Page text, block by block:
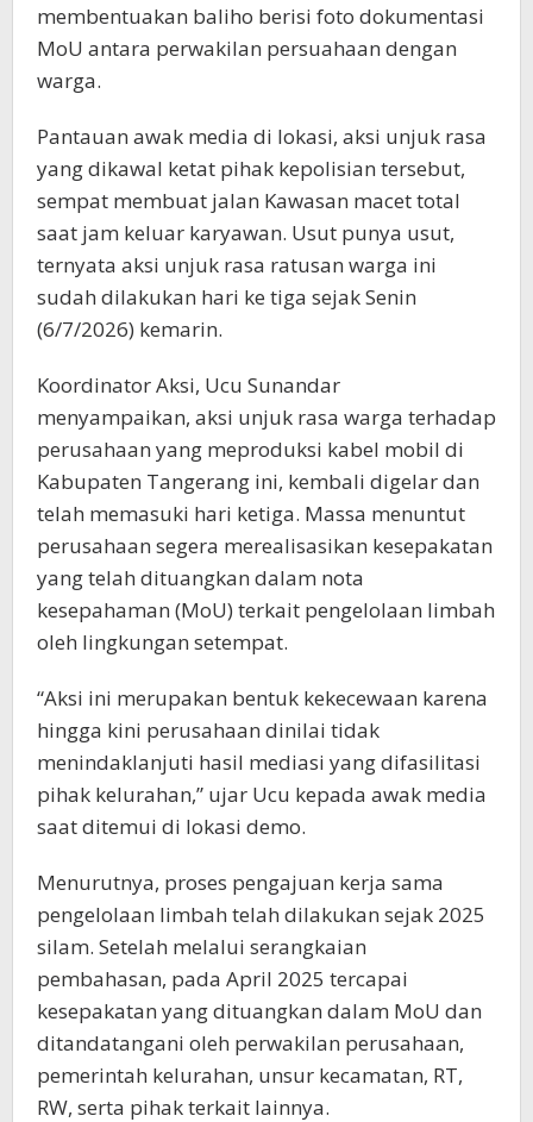
membentuakan baliho berisi foto dokumentasi
MoU antara perwakilan persuahaan dengan
warga.
Pantauan awak media di lokasi, aksi unjuk rasa
yang dikawal ketat pihak kepolisian tersebut,
sempat membuat jalan Kawasan macet total
saat jam keluar karyawan. Usut punya usut,
ternyata aksi unjuk rasa ratusan warga ini
sudah dilakukan hari ke tiga sejak Senin
(6/7/2026) kemarin.
Koordinator Aksi, Ucu Sunandar
menyampaikan, aksi unjuk rasa warga terhadap
perusahaan yang meproduksi kabel mobil di
Kabupaten Tangerang ini, kembali digelar dan
telah memasuki hari ketiga. Massa menuntut
perusahaan segera merealisasikan kesepakatan
yang telah dituangkan dalam nota
kesepahaman (MoU) terkait pengelolaan limbah
oleh lingkungan setempat.
“Aksi ini merupakan bentuk kekecewaan karena
hingga kini perusahaan dinilai tidak
menindaklanjuti hasil mediasi yang difasilitasi
pihak kelurahan,” ujar Ucu kepada awak media
saat ditemui di lokasi demo.
Menurutnya, proses pengajuan kerja sama
pengelolaan limbah telah dilakukan sejak 2025
silam. Setelah melalui serangkaian
pembahasan, pada April 2025 tercapai
kesepakatan yang dituangkan dalam MoU dan
ditandatangani oleh perwakilan perusahaan,
pemerintah kelurahan, unsur kecamatan, RT,
RW, serta pihak terkait lainnya.